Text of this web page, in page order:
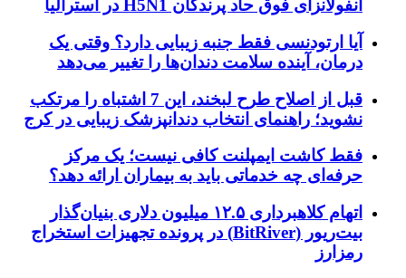
آنفولانزای فوق حاد پرندگان H5N1 در استرالیا
آیا ارتودنسی فقط جنبه زیبایی دارد؟ وقتی یک
درمان، آینده سلامت دندان‌ها را تغییر می‌دهد
قبل از اصلاح طرح لبخند، این 7 اشتباه را مرتکب
نشوید؛ راهنمای انتخاب دندانپزشک زیبایی در کرج
فقط کاشت ایمپلنت کافی نیست؛ یک مرکز
حرفه‌ای چه خدماتی باید به بیماران ارائه دهد؟
اتهام کلاهبرداری ۱۲.۵ میلیون دلاری بنیان‌گذار
بیت‌ریور (BitRiver) در پرونده تجهیزات استخراج
رمزارز